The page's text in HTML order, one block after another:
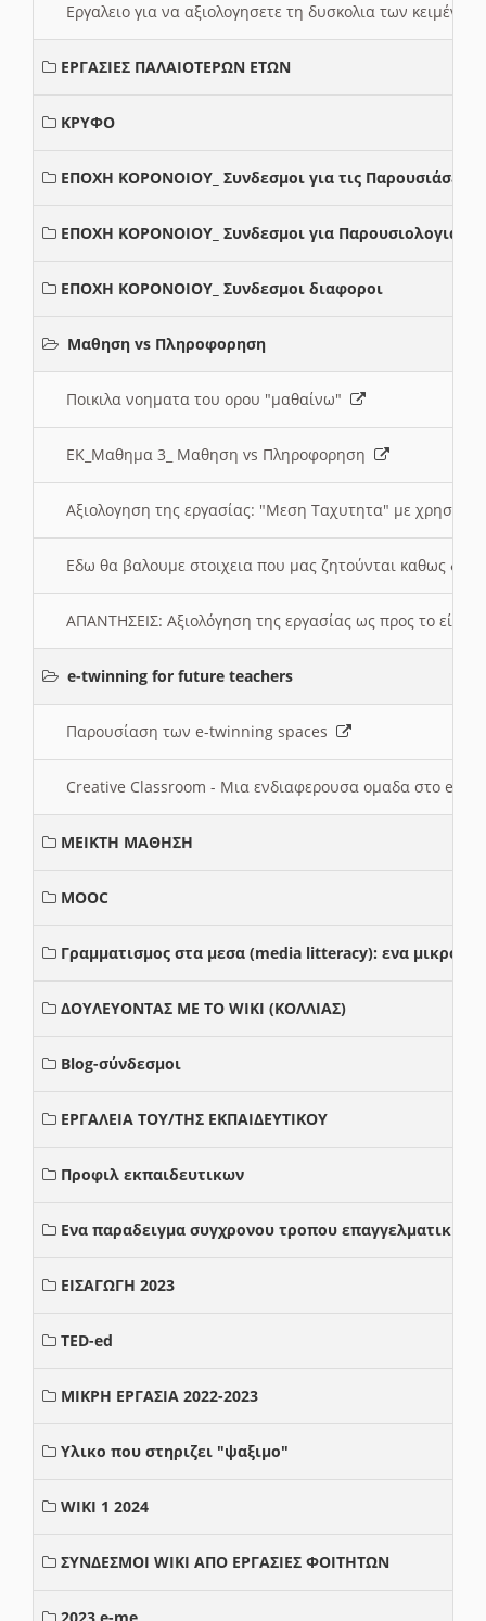
Εργαλειο για να αξιολογησετε τη δυσκολια των
ΕΡΓΑΣΙΕΣ ΠΑΛΑΙΟΤΕΡΩΝ ΕΤΩΝ
ΚΡΥΦΟ
ΕΠΟΧΗ ΚΟΡΟΝΟΙΟΥ_ Συνδεσμοι για τις Παρουσιάσεις
ΕΠΟΧΗ ΚΟΡΟΝΟΙΟΥ_ Συνδεσμοι για Παρουσιολογια
ΕΠΟΧΗ ΚΟΡΟΝΟΙΟΥ_ Συνδεσμοι διαφοροι
Μαθηση vs Πληροφορηση
Ποικιλα νοηματα του ορου "μαθαίνω"
ΕΚ_Μαθημα 3_ Μαθηση vs Πληροφορηση
Αξιολογηση της εργασίας: "Μεση Ταχυτητα" με χρηση
Εδω θα βαλουμε στοιχεια που μας ζητούνται καθως
ΑΠΑΝΤΗΣΕΙΣ: Αξιολόγηση της εργασίας ως προς το
e-twinning for future teachers
Παρουσίαση των e-twinning spaces
Creative Classroom - Μια ενδιαφερουσα ομαδα στο e-
ΜΕΙΚΤΗ ΜΑΘΗΣΗ
MOOC
Γραμματισμος στα μεσα (media litteracy): ενα μικρο
ΔΟΥΛΕΥΟΝΤΑΣ ΜΕ ΤΟ WIKI (ΚΟΛΛΙΑΣ)
Blog-σύνδεσμοι
ΕΡΓΑΛΕΙΑ ΤΟΥ/ΤΗΣ ΕΚΠΑΙΔΕΥΤΙΚΟΥ
Προφιλ εκπαιδευτικων
Ενα παραδειγμα συγχρονου τροπου επαγγελματικης
ΕΙΣΑΓΩΓΗ 2023
TED-ed
ΜΙΚΡΗ ΕΡΓΑΣΙΑ 2022-2023
Υλικο που στηριζει "ψαξιμο"
WIKI 1 2024
ΣΥΝΔΕΣΜΟΙ WIKI ΑΠΟ ΕΡΓΑΣΙΕΣ ΦΟΙΤΗΤΩΝ